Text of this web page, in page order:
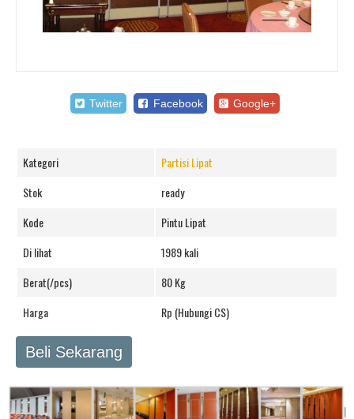
Twitter Facebook Google+
Kategori
Partisi Lipat
Stok
ready
Kode
Pintu Lipat
Di lihat
1989 kali
Berat(/pcs)
80 Kg
Harga
Rp (Hubungi CS)
Beli Sekarang